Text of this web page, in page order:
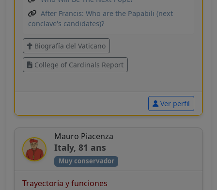
After Francis: Who are the Papabili (next
conclave's candidates)?
Biografía del Vaticano
College of Cardinals Report
Ver perfil
Mauro Piacenza
Italy, 81 ans
Muy conservador
Trayectoria y funciones